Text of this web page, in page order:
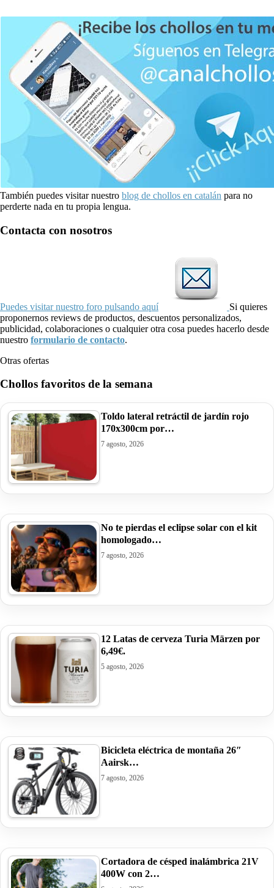
También puedes visitar nuestro blog de chollos en catalán para no
perderte nada en tu propia lengua.
Contacta con nosotros
Puedes visitar nuestro foro pulsando aquí
Si quieres
proponernos reviews de productos, descuentos personalizados,
publicidad, colaboraciones o cualquier otra cosa puedes hacerlo desde
nuestro formulario de contacto.
Otras ofertas
Chollos favoritos de la semana
Toldo lateral retráctil de jardín rojo
170x300cm por…
7 agosto, 2026
No te pierdas el eclipse solar con el kit
homologado…
7 agosto, 2026
12 Latas de cerveza Turia Märzen por
6,49€.
5 agosto, 2026
Bicicleta eléctrica de montaña 26″
Aairsk…
7 agosto, 2026
Cortadora de césped inalámbrica 21V
400W con 2…